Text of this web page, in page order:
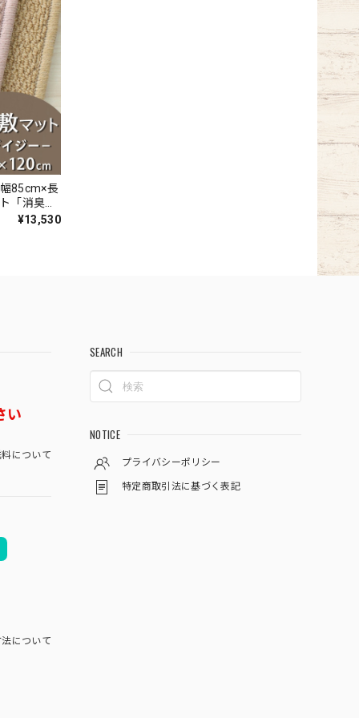
85cm×長
「消臭＋
元を
¥13,530
い
について
について
SEARCH
NOTICE
プライバシーポリシー
特定商取引法に基づく表記